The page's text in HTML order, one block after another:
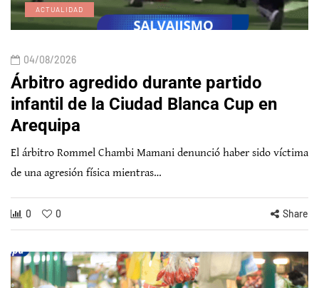
ACTUALIDAD
04/08/2026
Árbitro agredido durante partido
infantil de la Ciudad Blanca Cup en
Arequipa
El árbitro Rommel Chambi Mamani denunció haber sido víctima
de una agresión física mientras…
0 0 Share